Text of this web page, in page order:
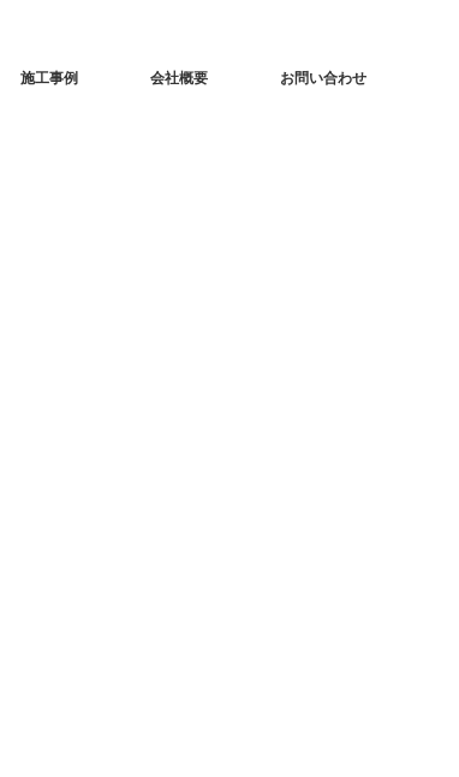
施工事例 会社概要 お問い合わせ